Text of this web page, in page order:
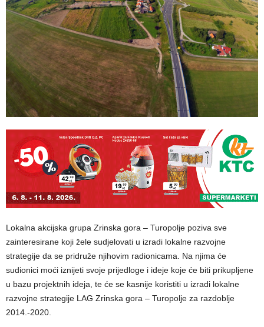
Lokalna akcijska grupa Zrinska gora – Turopolje poziva sve
zainteresirane koji žele sudjelovati u izradi lokalne razvojne
strategije da se pridruže njihovim radionicama. Na njima će
sudionici moći iznijeti svoje prijedloge i ideje koje će biti prikupljene
u bazu projektnih ideja, te će se kasnije koristiti u izradi lokalne
razvojne strategije LAG Zrinska gora – Turopolje za razdoblje
2014.-2020.